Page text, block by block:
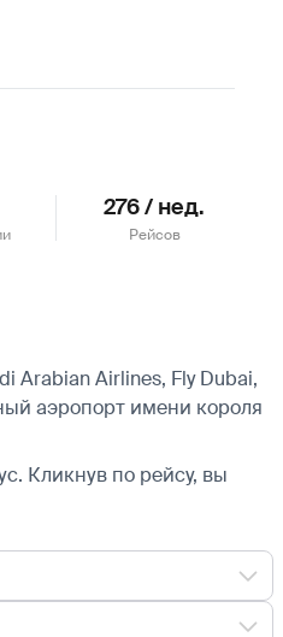
276 / нед.
Рейсов
Arabian Airlines, Fly Dubai,
аэропорт имени короля
Кликнув по рейсу, вы